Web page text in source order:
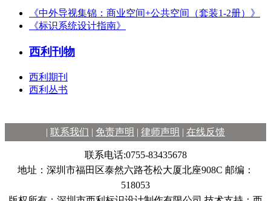
《中外导视集锦：商业空间+公共空间（套装1-2册）》
《标识系统设计指南》
西利刊物
西利期刊
西利丛书
| 联系我们 | 免责声明 | 律师声明 | 在线反馈
联系电话:0755-83435678
地址：深圳市福田区泰然六路苍松大厦北座908C 邮编：
518053